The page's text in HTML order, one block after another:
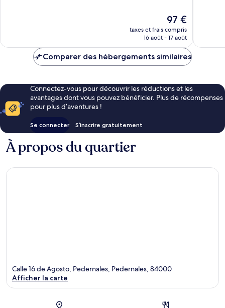
Le
nouveau
prix
de
97 €
taxes et frais compris
16 août - 17 août
Comparer des hébergements similaires
Connectez-vous pour découvrir les réductions et les
avantages dont vous pouvez bénéficier. Plus de récompenses
pour plus d’aventures !
Se connecter S’inscrire gratuitement
À propos du quartier
Calle 16 de Agosto, Pedernales, Pedernales, 84000
Afficher la carte